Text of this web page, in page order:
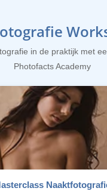
in de praktijk met
Photofacts Academy